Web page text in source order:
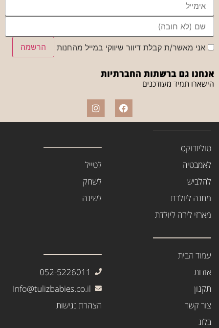
אני מאשר/ת קבלת דיוור שיווקי במייל מהחנות הרשמה
אנחנו גם ברשתות החברתיות
הישארו תמיד מעודכנים
טוליזבוקס
לאמבטיה
להלביש
מתנה ליולדת
מארזי לידה ליולדת
לטייל
לשחק
לשינה
עמוד הבית
אודות
תקנון
צור קשר
בלוג
052-5226011
Info@tulizbabies.co.il
הצהרת נגישות